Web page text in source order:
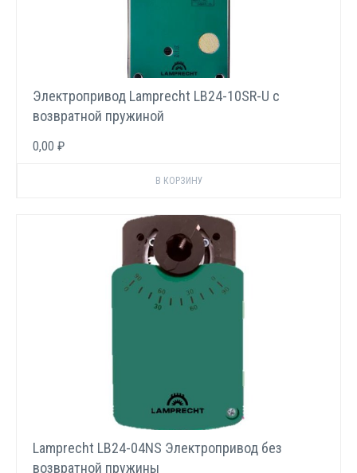
Электропривод Lamprecht LB24-10SR-U с
возвратной пружиной
0,00 ₽
Lamprecht LB24-04NS Электропривод без
возвратной пружины